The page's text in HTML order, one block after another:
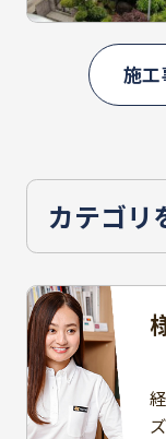
施工
カテゴリ